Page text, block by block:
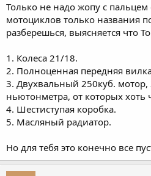
Только не надо жопу с пальцем
мотоциклов только названия
разберешься, выясняется что
1. Колеса 21/18.
2. Полноценная передняя
3. Двухвальный 250куб.
ньютонметра, от которых хоть
4. Шестиступая коробка.
5. Масляный радиатор.
Но для тебя это конечно все